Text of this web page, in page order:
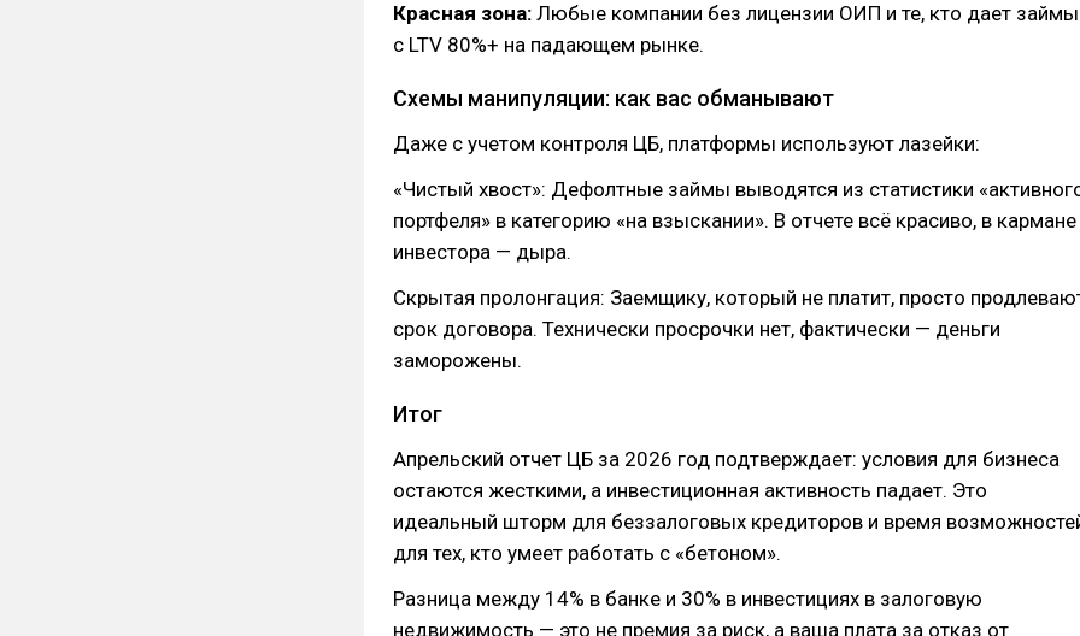
Красная зона: Любые компании без лицензии ОИП и те, кто дает займы
с LTV 80%+ на падающем рынке.
Схемы манипуляции: как вас обманывают
Даже с учетом контроля ЦБ, платформы используют лазейки:
«Чистый хвост»: Дефолтные займы выводятся из статистики
портфеля» в категорию «на взыскании». В отчете всё красиво, в кармане
инвестора — дыра.
Скрытая пролонгация: Заемщику, который не платит, просто
срок договора. Технически просрочки нет, фактически — деньги
заморожены.
Итог
Апрельский отчет ЦБ за 2026 год подтверждает: условия для бизнеса
остаются жесткими, а инвестиционная активность падает. Это
идеальный шторм для беззалоговых кредиторов и время
для тех, кто умеет работать с «бетоном».
Разница между 14% в банке и 30% в инвестициях в залоговую
недвижимость — это не премия за риск, а ваша плата за отказ от